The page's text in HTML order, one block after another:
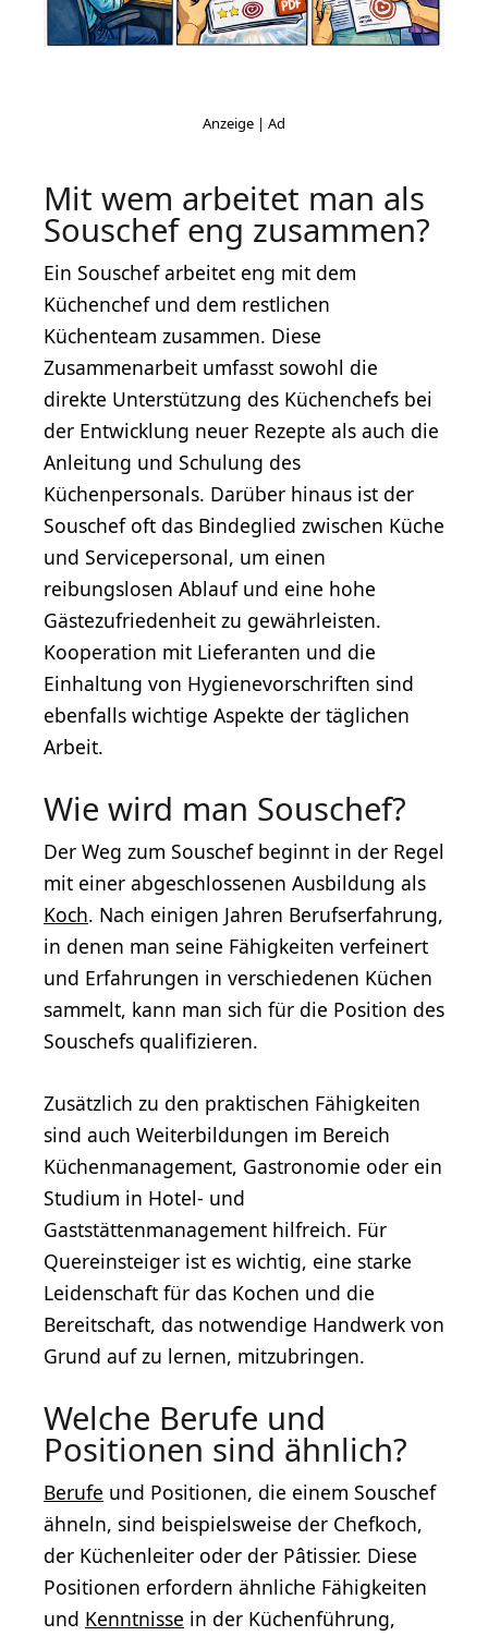
Mit wem arbeitet man als
Souschef eng zusammen?
Ein Souschef arbeitet eng mit dem
Küchenchef und dem restlichen
Küchenteam zusammen. Diese
Zusammenarbeit umfasst sowohl die
direkte Unterstützung des Küchenchefs bei
der Entwicklung neuer Rezepte als auch die
Anleitung und Schulung des
Küchenpersonals. Darüber hinaus ist der
Souschef oft das Bindeglied zwischen Küche
und Servicepersonal, um einen
reibungslosen Ablauf und eine hohe
Gästezufriedenheit zu gewährleisten.
Kooperation mit Lieferanten und die
Einhaltung von Hygienevorschriften sind
ebenfalls wichtige Aspekte der täglichen
Arbeit.
Wie wird man Souschef?
Der Weg zum Souschef beginnt in der Regel
mit einer abgeschlossenen Ausbildung als
Koch. Nach einigen Jahren Berufserfahrung,
in denen man seine Fähigkeiten verfeinert
und Erfahrungen in verschiedenen Küchen
sammelt, kann man sich für die Position des
Souschefs qualifizieren.
Zusätzlich zu den praktischen Fähigkeiten
sind auch Weiterbildungen im Bereich
Küchenmanagement, Gastronomie oder ein
Studium in Hotel- und
Gaststättenmanagement hilfreich. Für
Quereinsteiger ist es wichtig, eine starke
Leidenschaft für das Kochen und die
Bereitschaft, das notwendige Handwerk von
Grund auf zu lernen, mitzubringen.
Welche Berufe und
Positionen sind ähnlich?
Berufe und Positionen, die einem Souschef
ähneln, sind beispielsweise der Chefkoch,
der Küchenleiter oder der Pâtissier. Diese
Positionen erfordern ähnliche Fähigkeiten
und Kenntnisse in der Küchenführung,